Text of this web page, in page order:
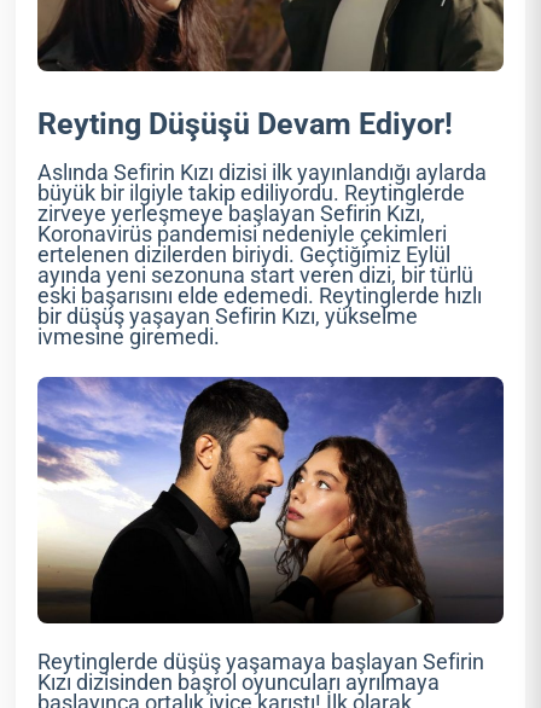
Reyting Düşüşü Devam Ediyor!
Aslında Sefirin Kızı dizisi ilk yayınlandığı aylarda
büyük bir ilgiyle takip ediliyordu. Reytinglerde
zirveye yerleşmeye başlayan Sefirin Kızı,
Koronavirüs pandemisi nedeniyle çekimleri
ertelenen dizilerden biriydi. Geçtiğimiz Eylül
ayında yeni sezonuna start veren dizi, bir türlü
eski başarısını elde edemedi. Reytinglerde hızlı
bir düşüş yaşayan Sefirin Kızı, yükselme
ivmesine giremedi.
Reytinglerde düşüş yaşamaya başlayan Sefirin
Kızı dizisinden başrol oyuncuları ayrılmaya